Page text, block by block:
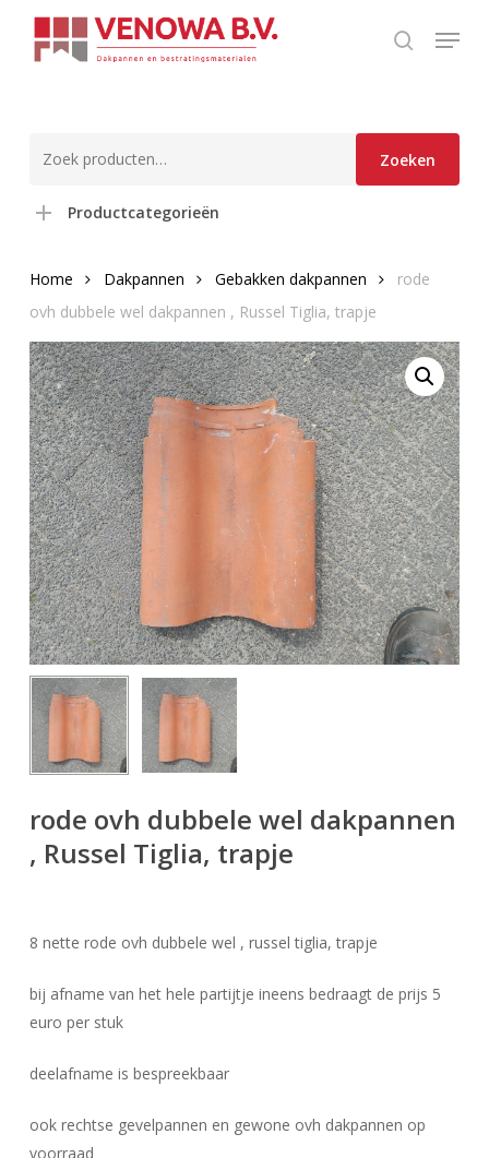
search
Menu
Zoeken
Productcategorieën
Home Dakpannen Gebakken dakpannen
rode
ovh dubbele wel dakpannen , Russel Tiglia, trapje
rode ovh dubbele wel dakpannen
, Russel Tiglia, trapje
8 nette rode ovh dubbele wel , russel tiglia, trapje
bij afname van het hele partijtje ineens bedraagt de prijs 5
euro per stuk
deelafname is bespreekbaar
ook rechtse gevelpannen en gewone ovh dakpannen op
voorraad